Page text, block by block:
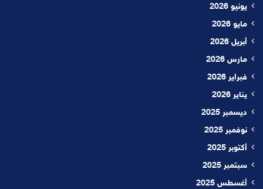
يونيو 2026
مايو 2026
أبريل 2026
مارس 2026
فبراير 2026
يناير 2026
ديسمبر 2025
نوفمبر 2025
أكتوبر 2025
سبتمبر 2025
أغسطس 2025